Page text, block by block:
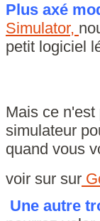
Plus axé
Simulator,
petit logiciel
Mais ce
simulateur
quand vous
voir sur sur
Une autre